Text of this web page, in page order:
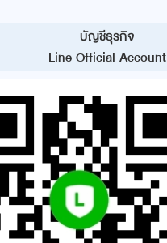
บัญชีธุรกิจ
Line Official Account